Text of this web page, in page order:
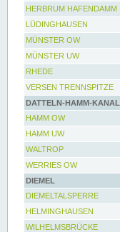
HERBRUM HAFENDAMM
LÜDINGHAUSEN
MÜNSTER OW
MÜNSTER UW
RHEDE
VERSEN TRENNSPITZE
DATTELN-HAMM-KANAL
HAMM OW
HAMM UW
WALTROP
WERRIES OW
DIEMEL
DIEMELTALSPERRE
HELMINGHAUSEN
WILHELMSBRÜCKE